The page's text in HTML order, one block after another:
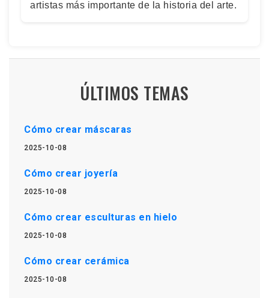
artistas más importante de la historia del arte.
ÚLTIMOS TEMAS
Cómo crear máscaras
2025-10-08
Cómo crear joyería
2025-10-08
Cómo crear esculturas en hielo
2025-10-08
Cómo crear cerámica
2025-10-08